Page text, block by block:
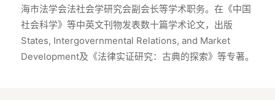
海市法学会法社会学研究会副会长等学术职务。在《中国
社会科学》等中英文刊物发表数十篇学术论文，出版
States, Intergovernmental Relations, and Market
Development及《法律实证研究：古典的探索》等专著。